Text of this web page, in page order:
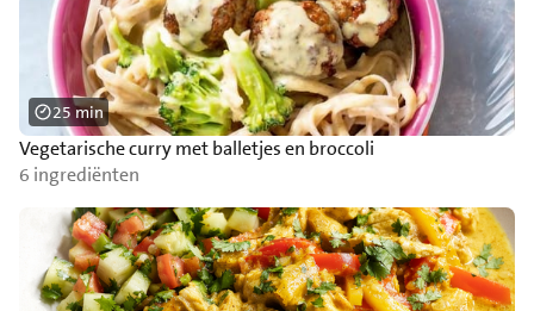
Vegetarische curry met balletjes en broccoli
6 ingrediënten
25 min